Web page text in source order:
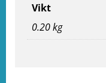
Vikt
0.20 kg